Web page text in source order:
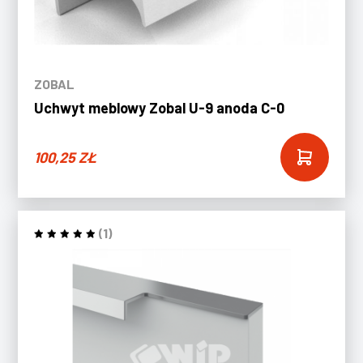
ZOBAL
Uchwyt meblowy Zobal U-9 anoda C-0
100,25ZŁ
(1)